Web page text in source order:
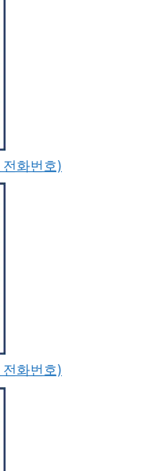
화번호)
화번호)